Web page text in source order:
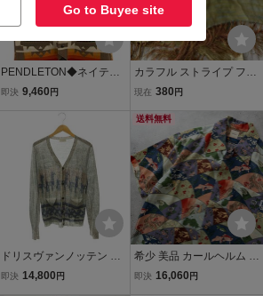
PENDLETON◆ネイティ
ブ柄/チマヨベスト/ベスト/
即決 9,460 円
カラフル ストライプ フリ
ンジ 大判ストール ショー
現在 380 円
ドリスヴァンノッテン DR
IES VAN NOTEN カーデ
即決 14,800 円
送料無料
希少 美品 カールヘルム K
ARL HELMUT 半袖 シャ
即決 16,060 円
Go to Buyee site